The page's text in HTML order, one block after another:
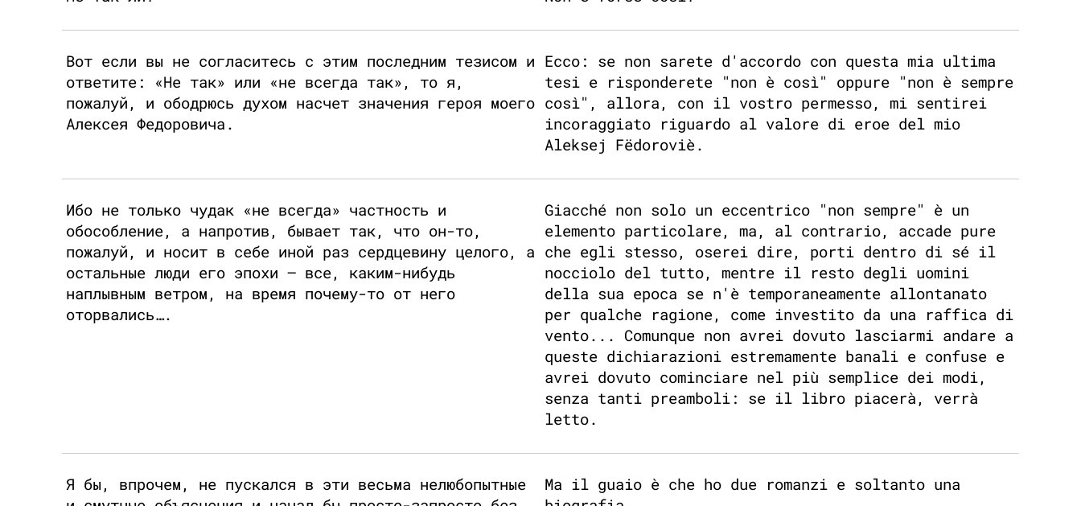
Вот если вы не согласитесь с этим последним тезисом и
ответите: «Не так» или «не всегда так», то я,
пожалуй, и ободрюсь духом насчет значения героя моего
Алексея Федоровича.
Ecco: se non sarete d'accordo con questa mia ultima
tesi e risponderete "non è così" oppure "non è sempre
così", allora, con il vostro permesso, mi sentirei
incoraggiato riguardo al valore di eroe del mio
Aleksej Fëdoroviè.
Ибо не только чудак «не всегда» частность и
обособление, а напротив, бывает так, что он-то,
пожалуй, и носит в себе иной раз сердцевину целого, а
остальные люди его эпохи – все, каким-нибудь
наплывным ветром, на время почему-то от него
оторвались….
Giacché non solo un eccentrico "non sempre" è un
elemento particolare, ma, al contrario, accade pure
che egli stesso, oserei dire, porti dentro di sé il
nocciolo del tutto, mentre il resto degli uomini
della sua epoca se n'è temporaneamente allontanato
per qualche ragione, come investito da una raffica di
vento... Comunque non avrei dovuto lasciarmi andare a
queste dichiarazioni estremamente banali e confuse e
avrei dovuto cominciare nel più semplice dei modi,
senza tanti preamboli: se il libro piacerà, verrà
letto.
Я бы, впрочем, не пускался в эти весьма нелюбопытные
Ma il guaio è che ho due romanzi e soltanto una